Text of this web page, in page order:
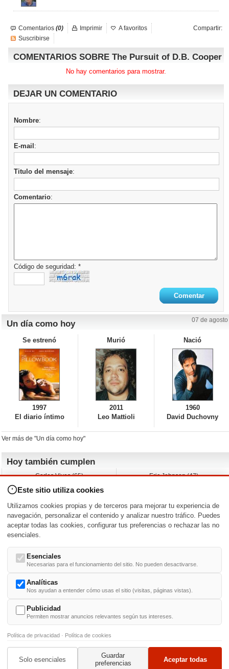
Comentarios (0) Compartir:
Imprimir
A favoritos
Suscribirse
COMENTARIOS SOBRE The Pursuit of D.B. Cooper
No hay comentarios para mostrar.
DEJAR UN COMENTARIO
Nombre:
E-mail :
Titulo del mensaje:
Comentario:
Código de seguridad: *
Un día como hoy 07 de agosto
Se estrenó
1997
El diario íntimo
Murió
2011
Leo Mattioli
Nació
1960
David Duchovny
Ver más de "Un día como hoy"
Hoy también cumplen
Carlos Vives (65)
Nicholas Ray (-)
Charlize Theron (51)
Maggie Wheeler (65)
Eric Johnson (47)
Wayne Knight (71)
Michael Shannon (52)
Nacimientos y estrenos en la fecha
DD/MM /
-U- V- W- X - -
© 1999-2014. Todos los derechos reservados.Condiciones de uso
Este sitio utiliza cookies
Utilizamos cookies propias y de terceros para mejorar tu experiencia de
navegación, personalizar el contenido y analizar nuestro tráfico. Puedes
aceptar todas las cookies, configurar tus preferencias o rechazar las no
esenciales.
Esenciales
Necesarias para el funcionamiento del sitio. No pueden desactivarse.
Analíticas
Nos ayudan a entender cómo usas el sitio (visitas, páginas vistas).
Publicidad
Permiten mostrar anuncios relevantes según tus intereses.
Política de privacidad · Política de cookies
Solo esenciales
Guardar
preferencias
Aceptar todas